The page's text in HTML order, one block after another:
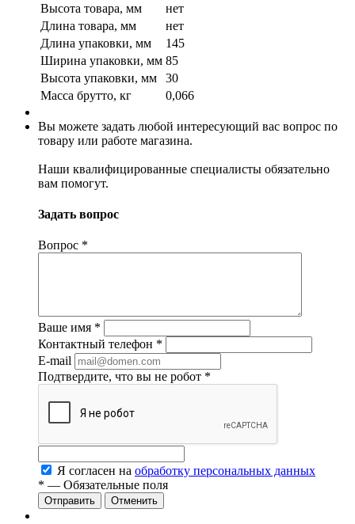
Высота товара, мм
нет
Длина товара, мм
нет
Длина упаковки, мм
145
Ширина упаковки, мм 85
Высота упаковки, мм
30
Масса брутто, кг
0,066
Вы можете задать любой интересующий вас вопрос по
товару или работе магазина.
Наши квалифицированные специалисты обязательно
вам помогут.
Задать вопрос
Вопрос *
Ваше имя *
Контактный телефон *
E-mail
Подтвердите, что вы не робот *
Я согласен на обработку персональных данных
* — Обязательные поля
Отменить